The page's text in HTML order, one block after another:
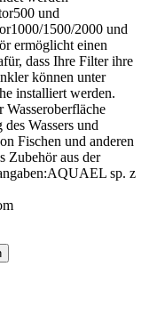
und
1500/2000 und
ermöglicht einen
dass Ihre Filter ihre
können unter
installiert werden.
Wasseroberfläche
Wassers und
Fischen und anderen
Zubehör aus der
sp. z